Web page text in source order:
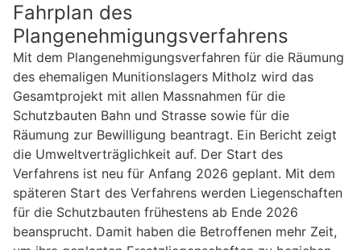
Fahrplan des
Plangenehmigungsverfahrens
Mit dem Plangenehmigungsverfahren für die Räumung
des ehemaligen Munitionslagers Mitholz wird das
Gesamtprojekt mit allen Massnahmen für die
Schutzbauten Bahn und Strasse sowie für die
Räumung zur Bewilligung beantragt. Ein Bericht zeigt
die Umweltverträglichkeit auf. Der Start des
Verfahrens ist neu für Anfang 2026 geplant. Mit dem
späteren Start des Verfahrens werden Liegenschaften
für die Schutzbauten frühestens ab Ende 2026
beansprucht. Damit haben die Betroffenen mehr Zeit,